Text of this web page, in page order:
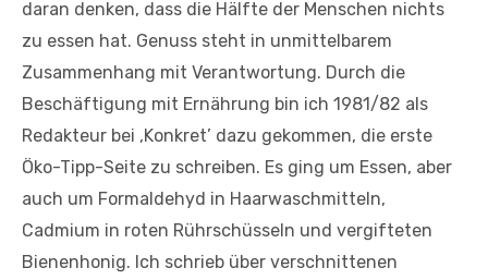
daran denken, dass die Hälfte der Menschen nichts
zu essen hat. Genuss steht in unmittelbarem
Zusammenhang mit Verantwortung. Durch die
Beschäftigung mit Ernährung bin ich 1981/82 als
Redakteur bei ‚Konkret’ dazu gekommen, die erste
Öko-Tipp-Seite zu schreiben. Es ging um Essen, aber
auch um Formaldehyd in Haarwaschmitteln,
Cadmium in roten Rührschüsseln und vergifteten
Bienenhonig. Ich schrieb über verschnittenen